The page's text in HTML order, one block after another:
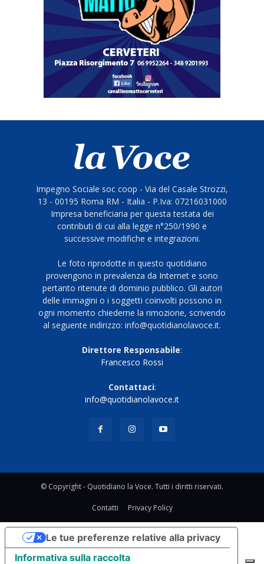
Impegno Sociale soc coop - Via del Casale Strozzi,
13 - 00195 Roma RM - Italia - P.Iva: 07216031000
Impresa beneficiaria per questa testata dei
contributi di cui alla legge n°250/1990 e
successive modifiche e integrazioni.
Le foto riprodotte in questo quotidiano
provengono in prevalenza da Internet e sono
pertanto ritenute di dominio pubblico. Gli autori
delle immagini o i soggetti coinvolti possono in
ogni momento chiederne la rimozione, scrivendo
al seguente indirizzo: info@quotidianolavoce.it.
Direttore Responsabile:
Francesco Rossi
Contattaci:
info@quotidianolavoce.it
© Copyright - Quotidiano la Voce. Tutti i diritti riservati.
Contatti Privacy Policy
Informativa sulla raccolta
Le tue preferenze relative alla privacy